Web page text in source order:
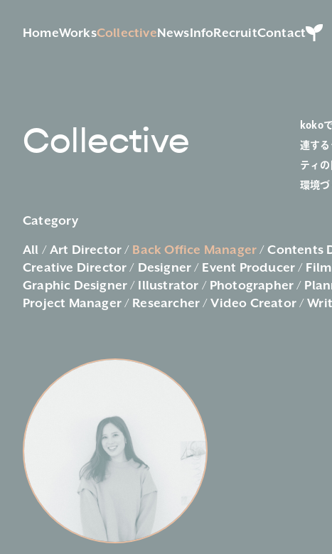
HomeWorksCollectiveNewsInfoRecruitContact
Collective
koko
連す
ティ
環境
Category
All Art Director Back Office Manager
Contents
Creative Director
Designer Event Producer
Graphic Designer
Illustrator Photographer
Project Manager
Researcher Video Creator